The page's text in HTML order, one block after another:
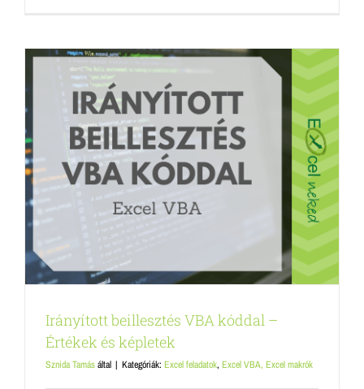
Irányított beillesztés VBA kóddal –
Értékek és képletek
Sznida Tamásáltal | Kategóriák: Excel feladatok, Excel VBA, Excel makrók